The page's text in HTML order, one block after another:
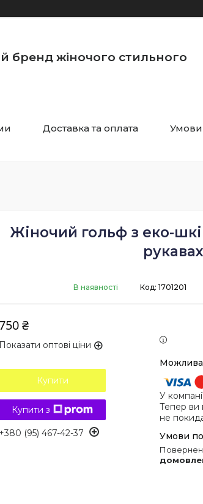
бренд жіночого стильного
Доставка та оплата Умови
Жіночий гольф з еко-
В наявності Код: 1701201
₴
Показати оптові ціни
Купити
Купити з
+380 (95) 467-42-37
У
Тепер ви
не